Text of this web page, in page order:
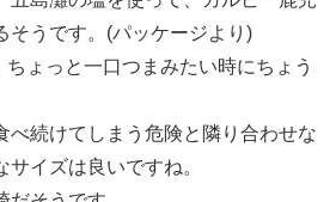
そうです。(パッケージより)
ょっと一口つまみたい時にちょう
べ続けてしまう危険と隣り合わせな
イズは良いですね。